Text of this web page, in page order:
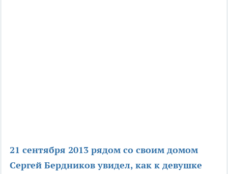
21 сентября 2013 рядом со своим домом
Сергей Бердников увидел, как к девушке